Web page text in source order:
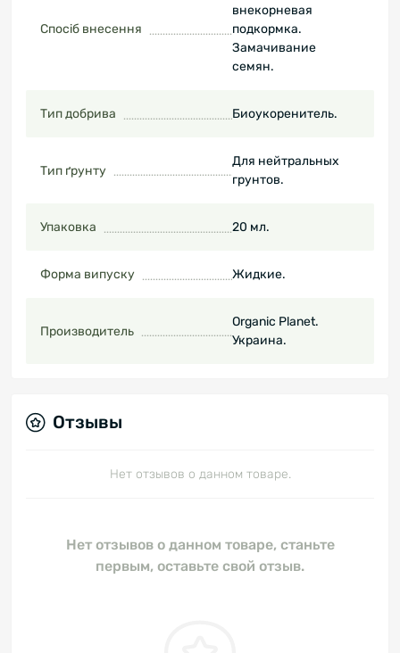
Спосіб внесення
внекорневая
подкормка.
Замачивание
семян.
Тип добрива Биоукоренитель.
Тип ґрунту
Для нейтральных
грунтов.
Упаковка 20 мл.
Форма випуску Жидкие.
Производитель
Organic Planet.
Украина.
Отзывы
Нет отзывов о данном товаре.
Нет отзывов о данном товаре, станьте
первым, оставьте свой отзыв.